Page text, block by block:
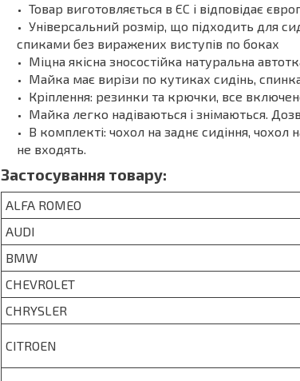
Товар виготовляється в ЄС і відповідає
Універсальний розмір, що підходить для
спиками без виражених виступів по боках
Міцна якісна зносостійка натуральна
Майка має вирізи по кутиках сидінь,
Кріплення: резинки та крючки, все
Майка легко надіваються і знімаються.
В комплекті: чохол на заднє сидіння,
не входять.
Застосування товару:
ALFA ROMEO
AUDI
BMW
CHEVROLET
CHRYSLER
CITROEN